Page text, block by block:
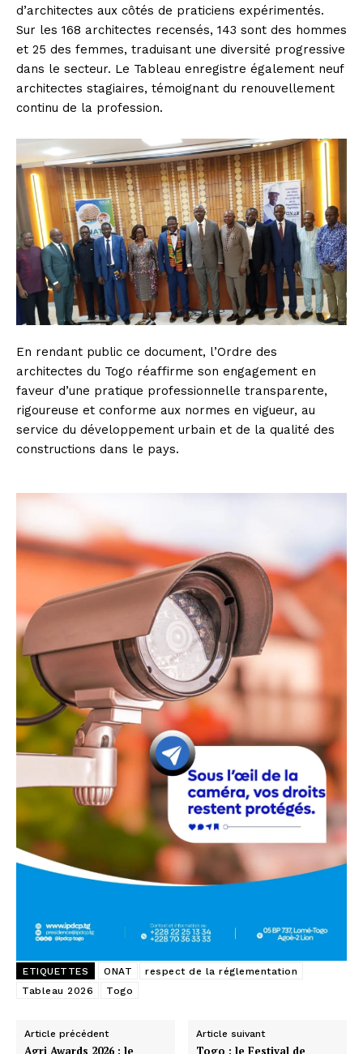
d’architectes aux côtés de praticiens expérimentés.
Sur les 168 architectes recensés, 143 sont des hommes
et 25 des femmes, traduisant une diversité progressive
dans le secteur. Le Tableau enregistre également neuf
architectes stagiaires, témoignant du renouvellement
continu de la profession.
En rendant public ce document, l’Ordre des
architectes du Togo réaffirme son engagement en
faveur d’une pratique professionnelle transparente,
rigoureuse et conforme aux normes en vigueur, au
service du développement urbain et de la qualité des
constructions dans le pays.
ETIQUETTES ONAT
respect de la réglementation
Tableau 2026
Togo
Article précédent
Agri Awards 2026 : le
Article suivant
Togo : le Festival de